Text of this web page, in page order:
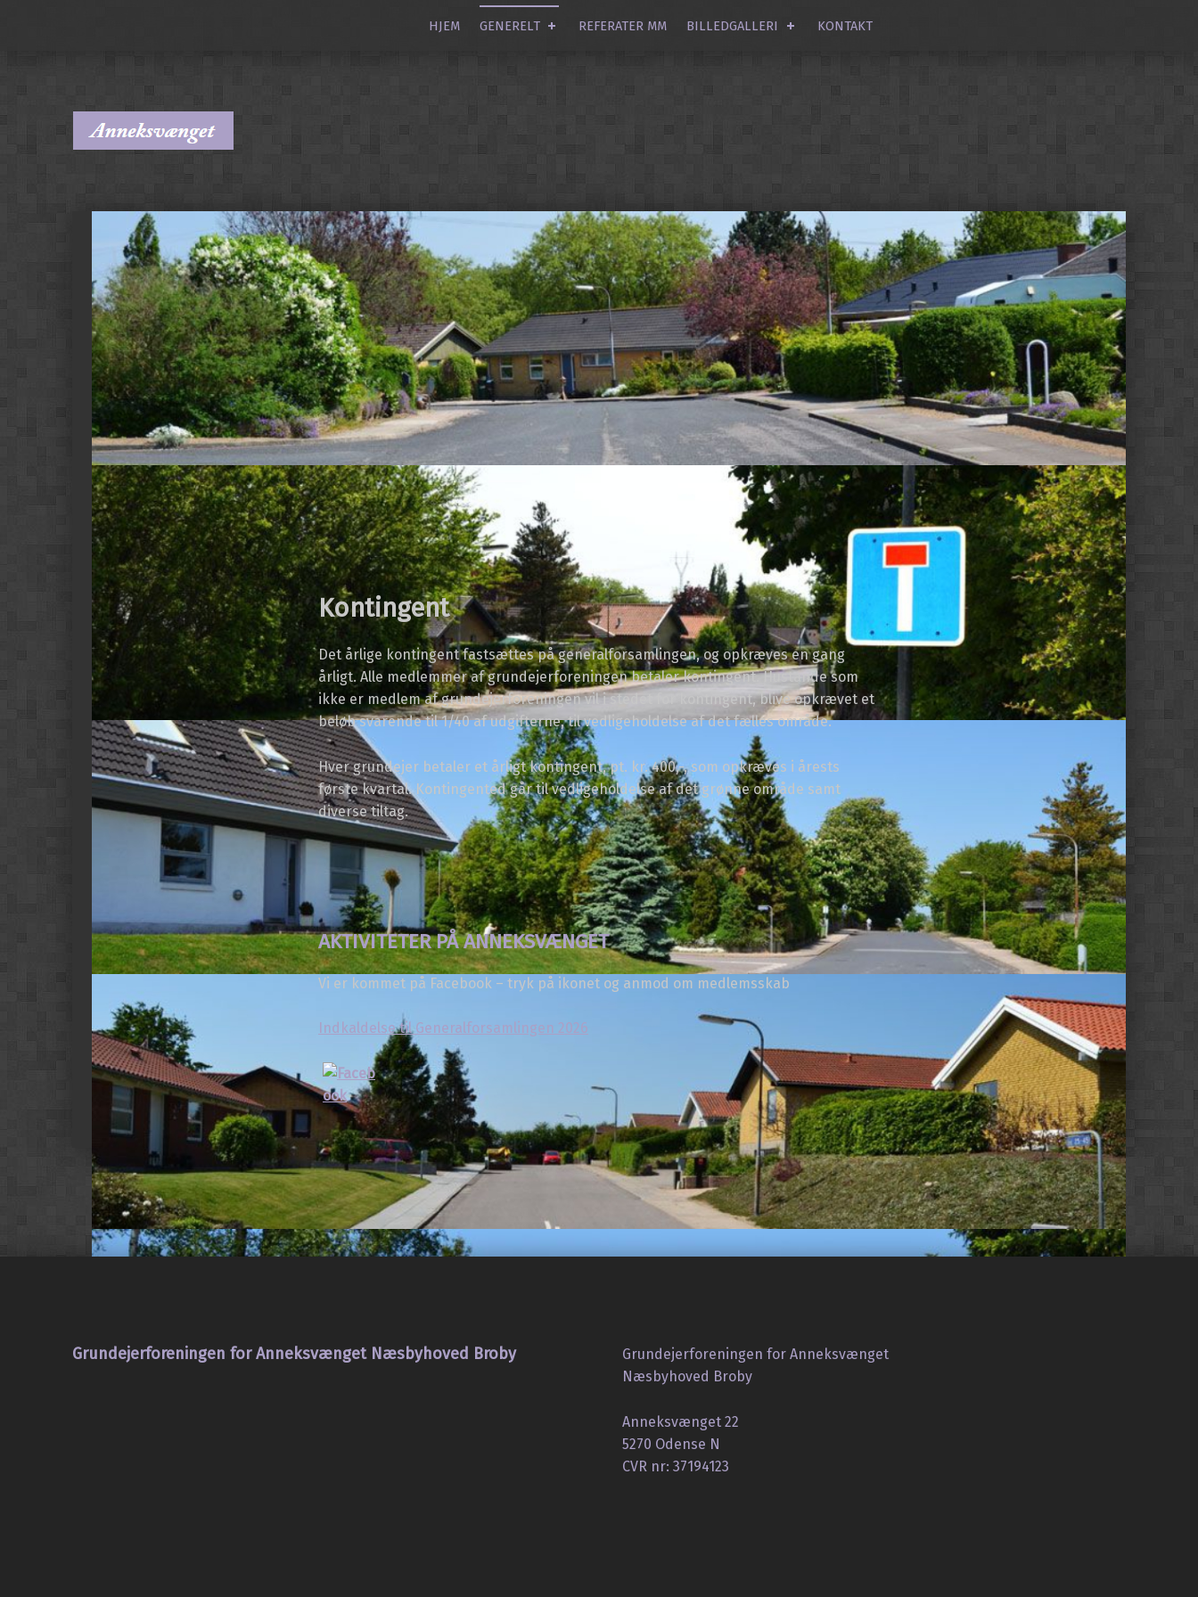
HJEM GENERELT REFERATER MM BILLEDGALLERI KONTAKT
Kontingent
Det årlige kontingent fastsættes på generalforsamlingen, og opkræves en gang
årligt. Alle medlemmer af grundejerforeningen betaler kontingent. Hustande som
ikke er medlem af grundejerforeningen vil i stedet for kontingent, blive opkrævet et
beløb svarende til 1/40 af udgifterne, til vedligeholdelse af det fælles område.
Hver grundejer betaler et årligt kontingent, pt. kr. 400,-, som opkræves i årests
første kvartal. Kontingented går til vedligeholdelse af det grønne område samt
diverse tiltag.
AKTIVITETER PÅ ANNEKSVÆNGET
Vi er kommet på Facebook – tryk på ikonet og anmod om medlemsskab
Indkaldelse til Generalforsamlingen 2026
Skip back to main navigation
Grundejerforeningen for Anneksvænget Næsbyhoved Broby
Grundejerforeningen for Anneksvænget
Næsbyhoved Broby
Anneksvænget 22
5270 Odense N
CVR nr: 37194123